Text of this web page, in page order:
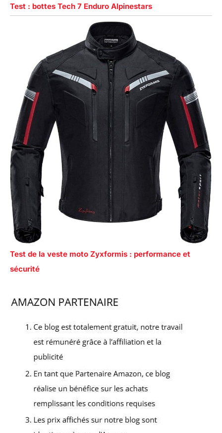
Test : bottes Tech 7 Enduro Alpinestars
Test de la veste moto Zyxformis : performance et
sécurité